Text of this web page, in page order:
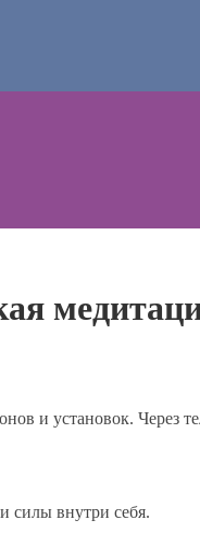
и установок. Через
силы внутри себя.